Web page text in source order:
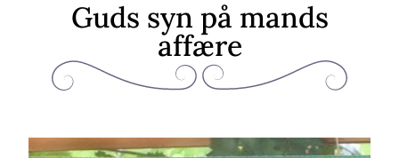
Guds syn på mands
affære